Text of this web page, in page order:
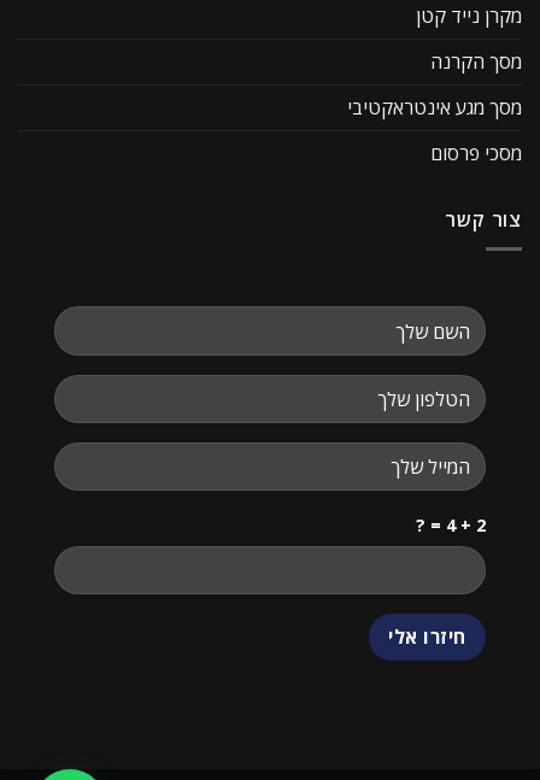
מקרן נייד קטן
מסך הקרנה
מסך מגע אינטראקטיבי
מסכי פרסום
צור קשר
2 + 4 = ?